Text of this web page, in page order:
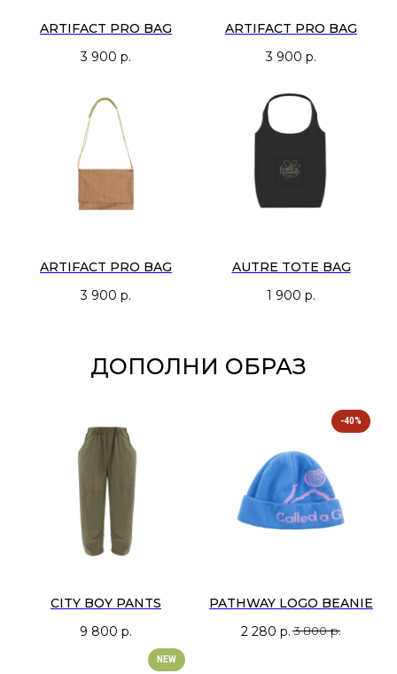
ARTIFACT PRO BAG
3 900 р.
ARTIFACT PRO BAG
3 900 р.
ARTIFACT PRO BAG
3 900 р.
AUTRE TOTE BAG
1 900 р.
ДОПОЛНИ ОБРАЗ
CITY BOY PANTS
9 800 р.
-40%
PATHWAY LOGO BEANIE
2 280 р. 3 800 р.
NEW